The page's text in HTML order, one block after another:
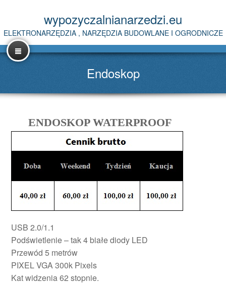
wypozyczalnianarzedzi.eu
ELEKTRONARZĘDZIA , NARZĘDZIA BUDOWLANE I OGRODNICZE
Endoskop
ENDOSKOP WATERPROOF
USB 2.0/1.1
Podświetlenie – tak 4 białe diody LED
Przewód 5 metrów
PIXEL VGA 300k Pixels
Kat widzenia 62 stopnie.